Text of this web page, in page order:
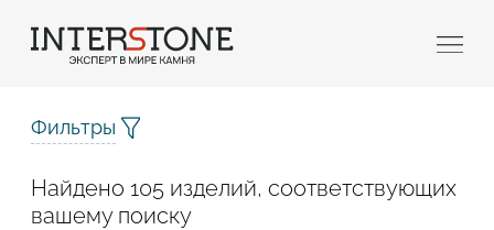
Фильтры
Найдено 105 изделий, соответствующих
вашему поиску